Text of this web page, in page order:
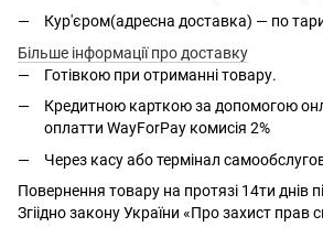
Кур'єром(адресна доставка) — по
Більше інформації про доставку
Готівкою при отриманні товару.
Кредитною карткою за допомогою
оплатти WayForPay комисія 2%
Через касу або термінал
Повернення товару на протязі 14ти днів
Згіідно закону України «Про захист прав